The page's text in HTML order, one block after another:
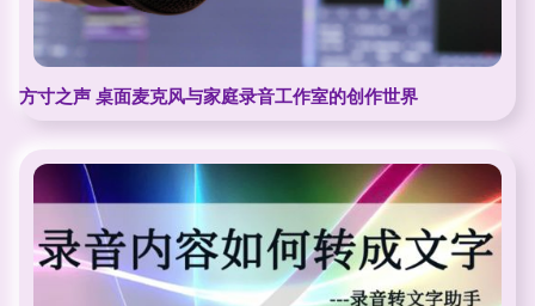
方寸之声 桌面麦克风与家庭录音工作室的创作世界